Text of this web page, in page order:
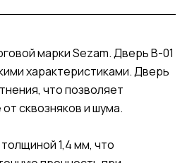
марки Sezam. Дверь В-01
характеристиками. Дверь
что позволяет
сквозняков и шума.
1,4 мм, что